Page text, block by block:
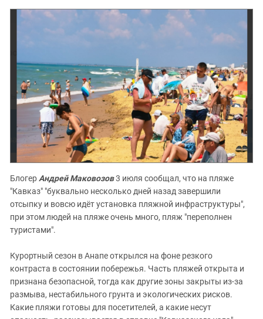
БлогерАндрей Маковозов3 июля сообщал, что на пляже
"Кавказ" "буквально несколько дней назад завершили
отсыпку и вовсю идёт установка пляжной инфраструктуры",
при этом людей на пляже очень много, пляж "переполнен
туристами".
Курортный сезон в Анапе открылся на фоне резкого
контраста в состоянии побережья. Часть пляжей открыта и
признана безопасной, тогда как другие зоны закрыты из-за
размыва, нестабильного грунта и экологических рисков.
Какие пляжи готовы для посетителей, а какие несут